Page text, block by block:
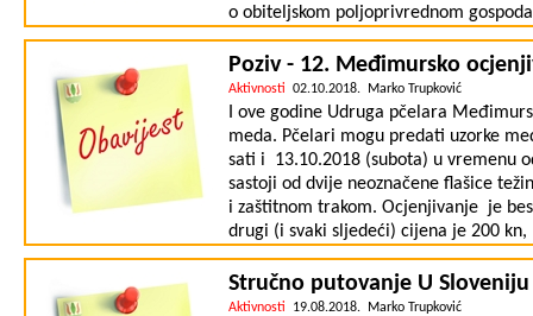
o obiteljskom poljoprivrednom
Poziv - 12. Međimursko
Aktivnosti 02.10.2018. Marko Trupković
I ove godine Udruga pčelara
meda. Pčelari mogu predati uzorke
sati i 13.10.2018 (subota) u vremenu
sastoji od dvije neoznačene flašice
i zaštitnom trakom. Ocjenjivanje je
drugi (i svaki sljedeći) cijena je 200
Svaki pčelar će prilikom predaje
vlastite proizvodnje, da se pri radu
da se slaže s javnom objavom
Stručno putovanje U Sloveniju
Aktivnosti 19.08.2018. Marko Trupković